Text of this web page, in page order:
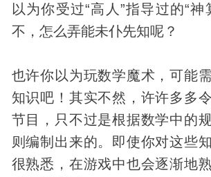
以为你受过“高人”指导过的“神
不，怎么弄能未仆先知呢？
也许你以为玩数学魔术，可能
知识吧！其实不然，许许多多
节目，只不过是根据数学中的
则编制出来的。即使你对这些
很熟悉，在游戏中也会逐渐地